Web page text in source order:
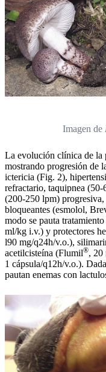
Imagen de
La evolución clínica de la
mostrando progresión de
ictericia (Fig. 2),
refractario, taquipnea
(200-250 lpm)
bloqueantes (esmolol,
modo se pauta
ml/kg i.v.) y protectores
l90 mg/q24h/v.o.),
acetilcisteína (Flumil®, 20
1 cápsula/q12h/v.o.).
pautan enemas con